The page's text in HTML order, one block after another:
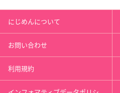
にじめんについて
お問い合わせ
利用規約